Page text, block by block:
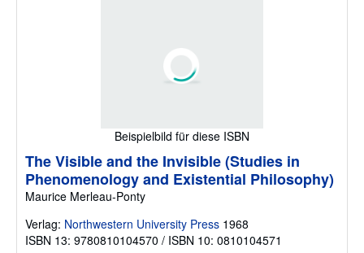
Beispielbild für diese ISBN
The Visible and the Invisible (Studies in
Phenomenology and Existential Philosophy)
Maurice Merleau-Ponty
Verlag: Northwestern University Press 1968
ISBN 13: 9780810104570 / ISBN 10: 0810104571